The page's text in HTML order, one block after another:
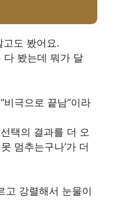
고도 봤어요.
다 봤는데 뭐가 달
비극으로 끝남”이라
택의 결과를 더 오
멈추는구나’가 더
고 강렬해서 눈물이